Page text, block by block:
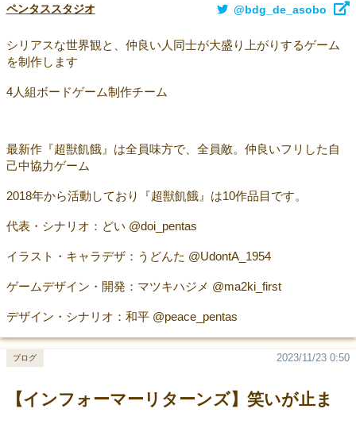
ペンタススタジオ @bdg_de_asobo
シリアスな世界観と、仲良い人同士が大盛り上がりするゲーム
を制作します
4人組ボードゲーム制作チーム
最新作『超獣飢餓』は全員味方で、全員敵。仲良いフリした自
己中協力ゲーム
2018年から活動しており『超獣飢餓』は10作品目です。
代表・シナリオ：どい @doi_pentas
イラスト・キャラデザ：うどんた @UdontA_1954
ゲームデザイン・開発：マツキハジメ @ma2ki_first
デザイン・シナリオ：和平 @peace_pentas
【インフォーマーリターンズ】笑いが止ま
2023/11/23 0:50
ブログ